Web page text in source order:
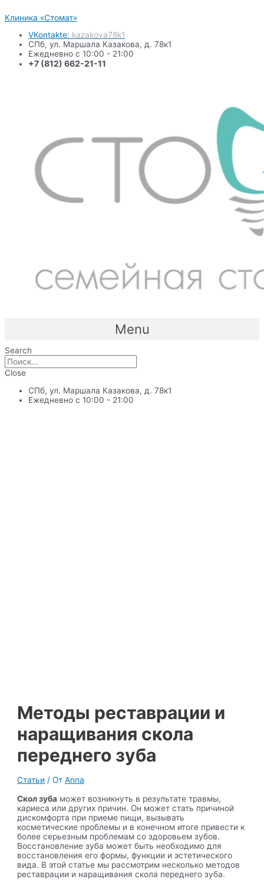
к
Клиника «Стомат»
VKontakte: kazakova78k1
СПб, ул. Маршала Казакова, д. 78к1
Ежедневно с 10:00 - 21:00
+7 (812) 662-21-11
Menu
Search
Close
СПб, ул. Маршала Казакова, д. 78к1
Ежедневно с 10:00 - 21:00
Методы реставрации и
наращивания скола
переднего зуба
Статьи / От Anna
Скол зуба может возникнуть в результате травмы,
кариеса или других причин. Он может стать причиной
дискомфорта при приеме пищи, вызывать
косметические проблемы и в конечном итоге привести к
более серьезным проблемам со здоровьем зубов.
Восстановление зуба может быть необходимо для
восстановления его формы, функции и эстетического
вида. В этой статье мы рассмотрим несколько методов
реставрации и наращивания скола переднего зуба.